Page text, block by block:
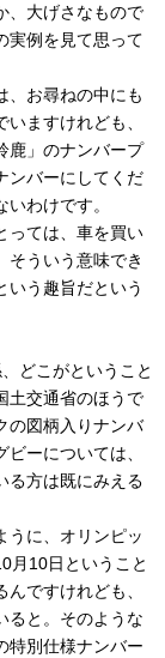
、大げさなもので
実例を見て思って
お尋ねの中にも
ますけれども、
鹿」のナンバープ
ンバーにしてくだ
わけです。
っては、車を買い
そういう意味でき
いう趣旨だという
どこがということ
土交通省のほうで
の図柄入りナンバ
ーについては、
る方は既にみえる
に、オリンピッ
月10日ということ
ですけれども、
ると。そのような
特別仕様ナンバー